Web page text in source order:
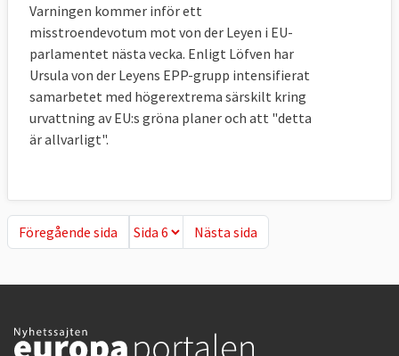
Varningen kommer inför ett
misstroendevotum mot von der Leyen i EU-
parlamentet nästa vecka. Enligt Löfven har
Ursula von der Leyens EPP-grupp intensifierat
samarbetet med högerextrema särskilt kring
urvattning av EU:s gröna planer och att "detta
är allvarligt".
Föregående sida
Föregående sida Nästa sida
Nästa sida